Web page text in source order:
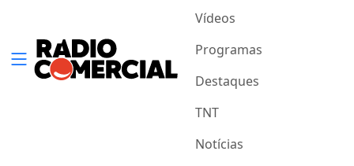
Vídeos
Programas
Destaques
TNT
Notícias